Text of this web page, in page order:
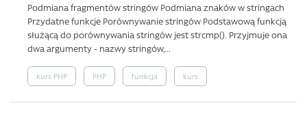
Podmiana fragmentów stringów Podmiana znaków w stringach
Przydatne funkcje Porównywanie stringów Podstawową funkcją
służącą do porównywania stringów jest strcmp(). Przyjmuje ona
dwa argumenty - nazwy stringów,...
kurs PHP PHP funkcja kurs